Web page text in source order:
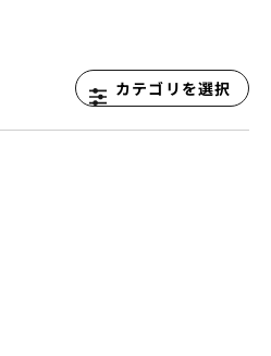
カテゴリを選択